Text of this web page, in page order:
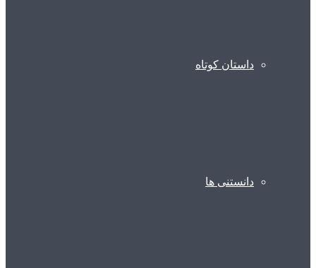
داستان کوتاه
دانستنی ها